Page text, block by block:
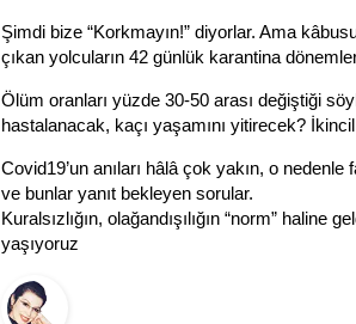
Şimdi bize “Korkmayın!” diyorlar. Ama
çıkan yolcuların 42 günlük karantina
Ölüm oranları yüzde 30-50 arası değiştiği
hastalanacak, kaçı yaşamını yitirecek?
Covid19’un anıları hâlâ çok yakın, o
ve bunlar yanıt bekleyen sorular.
Kuralsızlığın, olağandışılığın “norm”
yaşıyoruz